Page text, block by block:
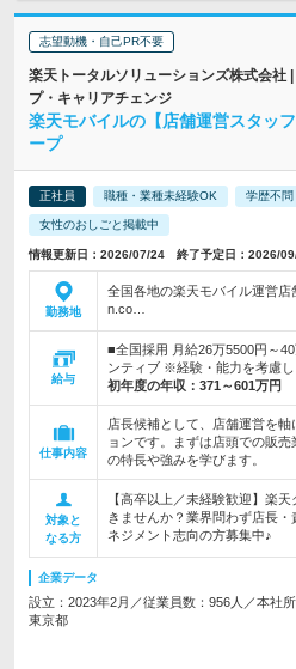
志望動機・自己PR不要
楽天トータルソリューションズ株式会社
プ・キャリアチェンジ
楽天モバイルの【店舗運営スタッ
ープ
正社員 職種・業種未経験OK 学歴不問
女性のおしごと掲載中
情報更新日：2026/07/24 終了予定日：2026/
勤務地
全国各地の楽天モバイル運営
n.co…
給与
■全国採用 月給26万5500円～
ンティブ ※経験・能力を考慮
初年度の年収： 371～601万円
仕事内容
店長候補として、店舗運営を
ョンです。まずは店頭での販
の特長や強みを学びます。
対象と
なる方
【高卒以上／未経験歓迎】楽
きませんか？業界問わず店長
ネジメント志向の方募集中♪
企業データ
設立：2023年2月／従業員数：956人／本社所
東京都